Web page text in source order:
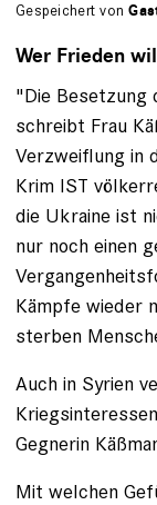
Gespeichert von
Wer Frieden
"Die
schreibt Frau
Verzweiflung in
Krim IST
die Ukraine ist
nur noch einen
Kämpfe wieder
sterben
Auch in Syrien
Gegnerin
Mit welchen